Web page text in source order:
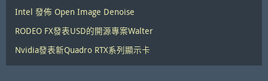
Intel 發佈 Open Image Denoise
RODEO FX發表USD的開源專案Walter
Nvidia發表新Quadro RTX系列顯示卡